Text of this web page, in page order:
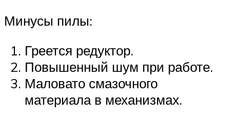
Минусы пилы:
Греется редуктор.
Повышенный шум при работе.
Маловато смазочного
материала в механизмах.